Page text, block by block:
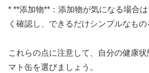
* **添加物**：添加物が気になる場合
く確認し、できるだけシンプルなもの
これらの点に注意して、自分の健康
マト缶を選びましょう。